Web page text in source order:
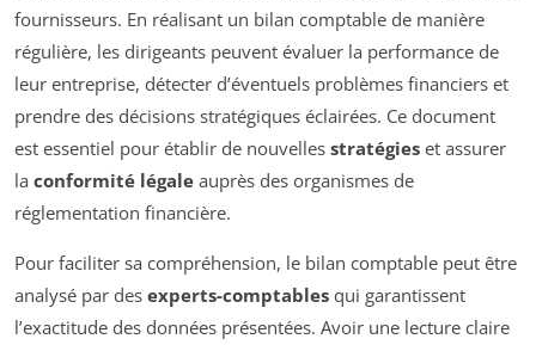
fournisseurs. En réalisant un bilan comptable de manière
régulière, les dirigeants peuvent évaluer la performance de
leur entreprise, détecter d’éventuels problèmes financiers et
prendre des décisions stratégiques éclairées. Ce document
est essentiel pour établir de nouvelles stratégies et assurer
la conformité légale auprès des organismes de
réglementation financière.
Pour faciliter sa compréhension, le bilan comptable peut être
analysé par des experts-comptables qui garantissent
l’exactitude des données présentées. Avoir une lecture claire